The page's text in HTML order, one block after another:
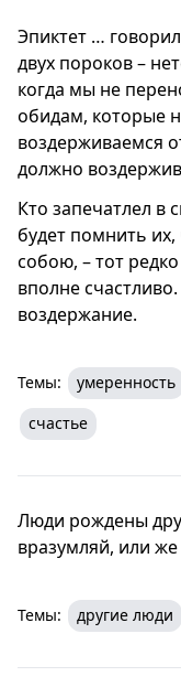
Эпиктет …
двух пороков –
когда мы не
обидам, которые
воздерживаемся
должно
Кто запечатлел в
будет помнить
собою, – тот
вполне
воздержание.
Темы: умеренность
счастье
Люди рождены
вразумляй, или
Темы: другие люди